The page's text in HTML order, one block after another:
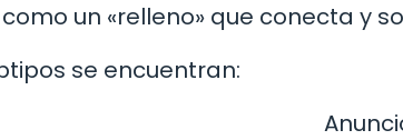
un «relleno» que conecta y
se encuentran: